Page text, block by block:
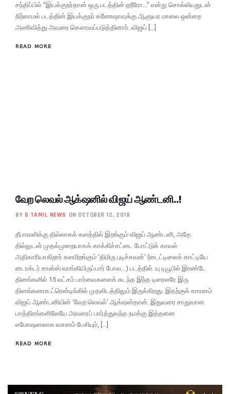
சந்திப்பில் “இயக்குநர்தான் ஒரு படத்தின் ஹீரோ…” என்று சொல்லியதுடன்
நிற்காமல் படத்தின் இயக்குநர் கணேஷாவுக்கு ஆளுயர மாலை ஒன்றை
அணிவித்து அவரை கௌரவப்படுத்தினார். விஜய் […]
READ MORE
வேற லெவல் ஆக்‌ஷனில் விஜய் ஆண்டனி..!
BY G TAMIL NEWS ON OCTOBER 12, 2018
தீபாவளிக்கு தில்லாகக் களத்தில் இறங்கும் விஜய் ஆண்டனி, அதே
தில்லுடன் முதல்முறையாகக் காக்கிச்சட்டை போட்டுக் காவல்
அதிகாரியாகிறார் களமிறங்கும் ‘திமிரு புடிச்சவன்’ (டைட்டிலைக் காட்டியே
டைரக்டர் சான்ஸ் வாங்கியிருப்பார் போல…) படத்தில். யு டியூபில் இரண்டே
தினங்களில் 15 லட்சம் பார்வைகளைக் கடந்த இந்த டிரைலரே இரு
தினங்களாக ட்ரென்டிங்கில் முதலிடத்திலும் இருக்கிறது. இதற்குக் காரனம்
விஜய் ஆண்டனியின் ‘வேற லெவல்’ ஆக்‌ஷன்தான். இதுவரை சாதுவான
பாத்திரங்களிலேயே அவரைப் பார்த்துவந்த நமக்கு இத்தனை
எமோஷனலாக வசனம் பேசியும், […]
READ MORE